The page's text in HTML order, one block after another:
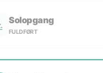
Solopgang
FULDFØRT